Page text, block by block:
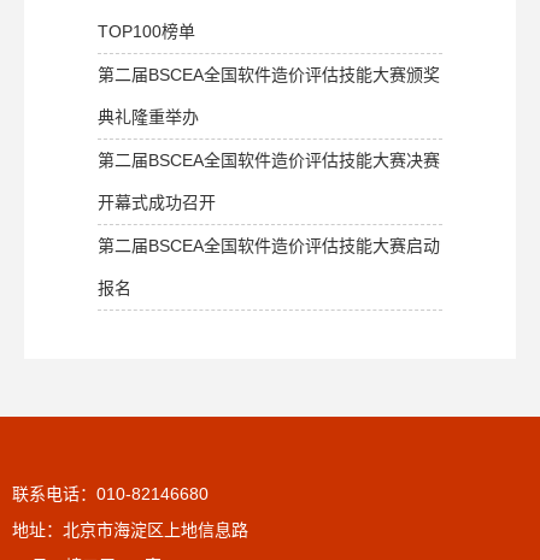
TOP100榜单
第二届BSCEA全国软件造价评估技能大赛颁奖
典礼隆重举办
第二届BSCEA全国软件造价评估技能大赛决赛
开幕式成功召开
第二届BSCEA全国软件造价评估技能大赛启动
报名
联系电话：010-82146680
地址：北京市海淀区上地信息路